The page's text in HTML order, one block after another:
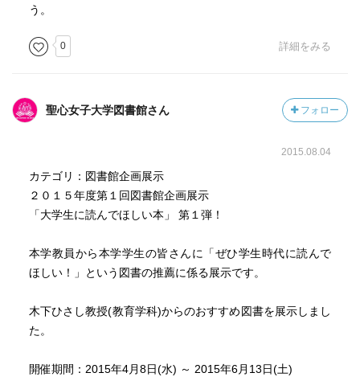
う。
0 詳細をみる
聖心女子大学図書館さん フォロー
2015.08.04
カテゴリ：図書館企画展示
２０１５年度第１回図書館企画展示
「大学生に読んでほしい本」 第１弾！
本学教員から本学学生の皆さんに「ぜひ学生時代に読んで
ほしい！」という図書の推薦に係る展示です。
木下ひさし教授(教育学科)からのおすすめ図書を展示しまし
た。
開催期間：2015年4月8日(水) ～ 2015年6月13日(土)